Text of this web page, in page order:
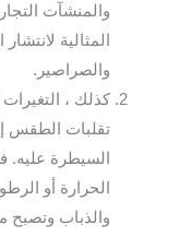
والمنشآت
المثالية
والصراصير.
كذلك ، التغيرات
تقلبات الطقس
السيطرة عليه.
الحرارة أو
والذباب وتصبح